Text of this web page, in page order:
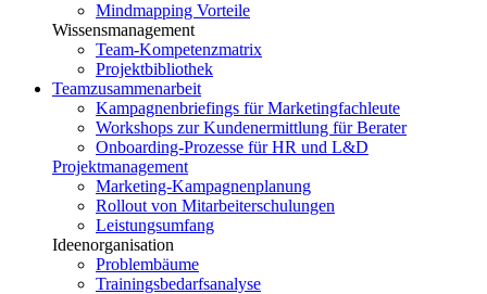
Mindmapping Vorteile
Wissensmanagement
Team-Kompetenzmatrix
Projektbibliothek
Teamzusammenarbeit
Kampagnenbriefings für Marketingfachleute
Workshops zur Kundenermittlung für Berater
Onboarding-Prozesse für HR und L&D
Projektmanagement
Marketing-Kampagnenplanung
Rollout von Mitarbeiterschulungen
Leistungsumfang
Ideenorganisation
Problembäume
Trainingsbedarfsanalyse